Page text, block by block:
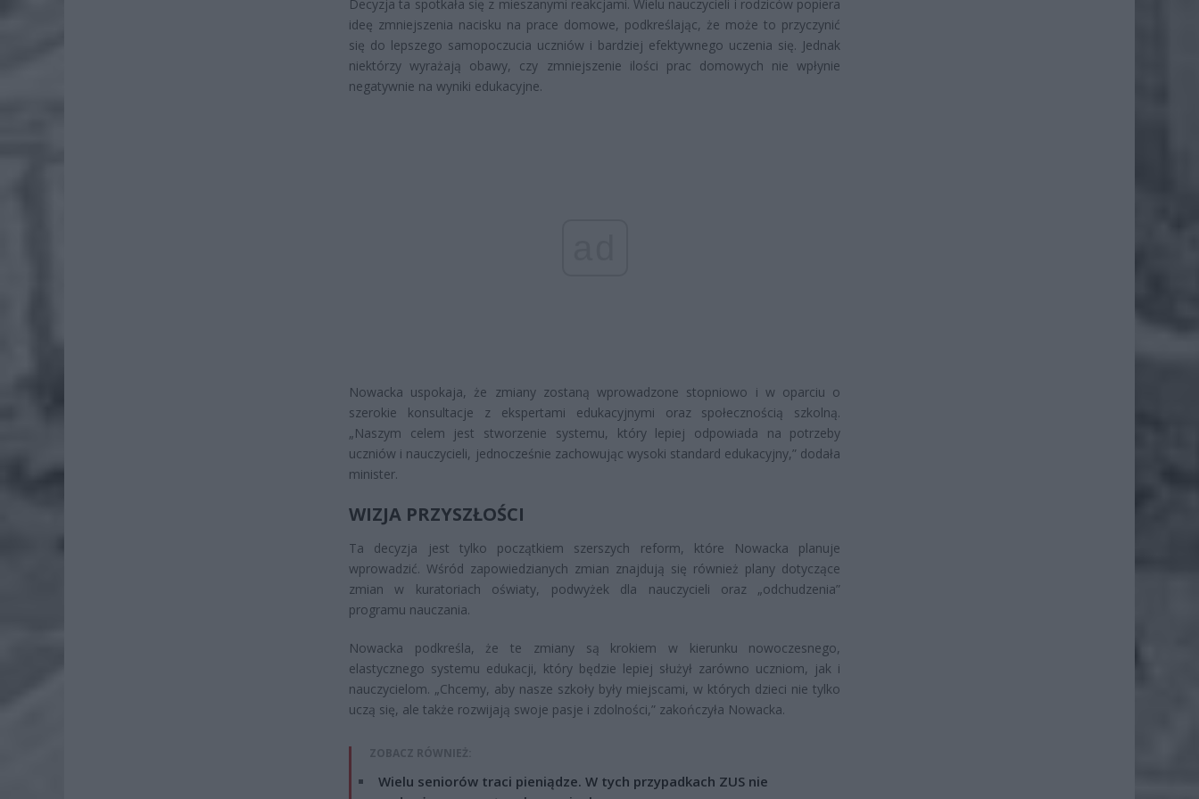
Decyzja ta spotkała się z mieszanymi reakcjami. Wielu nauczycieli i rodziców popiera
ideę zmniejszenia nacisku na prace domowe, podkreślając, że może to przyczynić
się do lepszego samopoczucia uczniów i bardziej efektywnego uczenia się. Jednak
niektórzy wyrażają obawy, czy zmniejszenie ilości prac domowych nie wpłynie
negatywnie na wyniki edukacyjne.
Nowacka uspokaja, że zmiany zostaną wprowadzone stopniowo i w oparciu o
szerokie konsultacje z ekspertami edukacyjnymi oraz społecznością szkolną.
„Naszym celem jest stworzenie systemu, który lepiej odpowiada na potrzeby
uczniów i nauczycieli, jednocześnie zachowując wysoki standard edukacyjny,” dodała
minister.
WIZJA PRZYSZŁOŚCI
Ta decyzja jest tylko początkiem szerszych reform, które Nowacka planuje
wprowadzić. Wśród zapowiedzianych zmian znajdują się również plany dotyczące
zmian w kuratoriach oświaty, podwyżek dla nauczycieli oraz „odchudzenia”
programu nauczania.
Nowacka podkreśla, że te zmiany są krokiem w kierunku nowoczesnego,
elastycznego systemu edukacji, który będzie lepiej służył zarówno uczniom, jak i
nauczycielom. „Chcemy, aby nasze szkoły były miejscami, w których dzieci nie tylko
uczą się, ale także rozwijają swoje pasje i zdolności,” zakończyła Nowacka.
ZOBACZ RÓWNIEŻ:
Wielu seniorów traci pieniądze. W tych przypadkach ZUS nie